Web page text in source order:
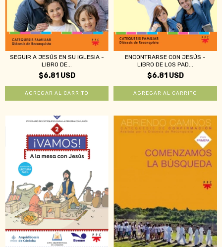
SEGUIR A JESÚS EN SU IGLESIA -
LIBRO DE...
$6.81 USD
ENCONTRARSE CON JESÚS -
LIBRO DE LOS PAD...
$6.81 USD